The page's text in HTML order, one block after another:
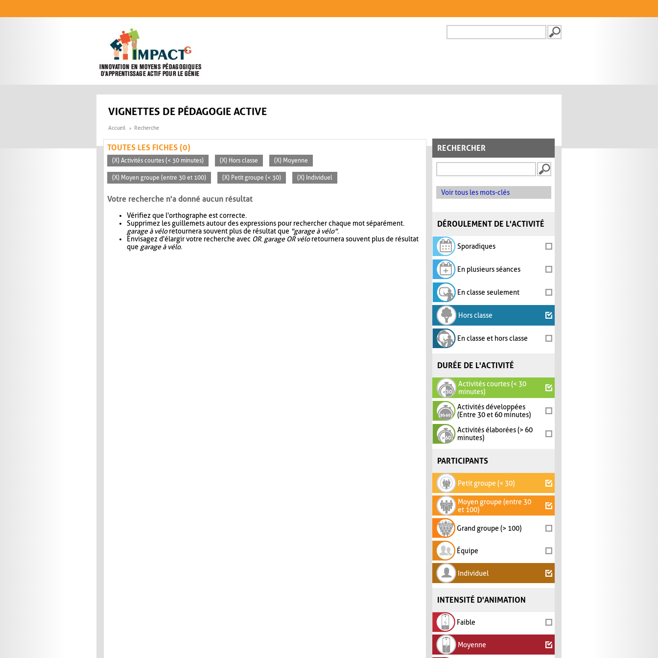
FORMULAIRE DE
VIGNETTES DE PÉDAGOGIE ACTIVE
Accueil Recherche
RECHERCHER
Voir tous les mots-clés
DÉROULEMENT DE L'ACTIVITÉ
Sporadiques
En plusieurs séances
En classe seulement
Hors classe
En classe et hors classe
DURÉE DE L'ACTIVITÉ
Activités courtes (< 30
minutes)
Activités développées
(Entre 30 et 60 minutes)
Activités élaborées (> 60
minutes)
PARTICIPANTS
Petit groupe (< 30)
Moyen groupe (entre 30
et 100)
Grand groupe (> 100)
Équipe
Individuel
INTENSITÉ D'ANIMATION
Faible
Moyenne
TOUTES LES FICHES (0)
(X) Activités courtes (< 30 minutes) (X) Hors classe (X) Moyenne
(X) Moyen groupe (entre 30 et 100) (X) Petit groupe (< 30) (X) Individuel
Votre recherche n'a donné aucun résultat
Vérifiez que l'orthographe est correcte.
Supprimez les guillemets autour des expressions pour rechercher chaque mot séparément.
garage à véloretournera souvent plus de résultat que "garage à vélo".
Envisagez d'élargir votre recherche avec OR. garage OR véloretournera souvent plus de résultat
que garage à vélo.